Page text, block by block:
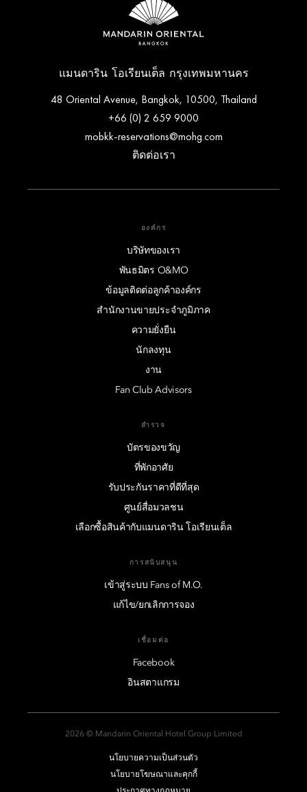
แมนดาริน โอเรียนเต็ล กรุงเทพมหานคร
48 Oriental Avenue, Bangkok, 10500, Thailand
+66 (0) 2 659 9000
mobkk-reservations@mohg.com
ติดต่อเรา
องค์กร
บริษัทของเรา
พันธมิตร O&MO
ข้อมูลติดต่อลูกค้าองค์กร
สำนักงานขายประจำภูมิภาค
ความยั่งยืน
นักลงทุน
งาน
Fan Club Advisors
สำรวจ
บัตรของขวัญ
ที่พักอาศัย
รับประกันราคาที่ดีที่สุด
ศูนย์สื่อมวลชน
เลือกซื้อสินค้ากับแมนดาริน โอเรียนเต็ล
การสนับสนุน
เข้าสู่ระบบ Fans of M.O.
แก้ไข/ยกเลิกการจอง
เชื่อมต่อ
Facebook
อินสตาแกรม
2026 © Mandarin Oriental Hotel Group Limited
นโยบายความเป็นส่วนตัว
นโยบายโฆษณาและคุกกี้